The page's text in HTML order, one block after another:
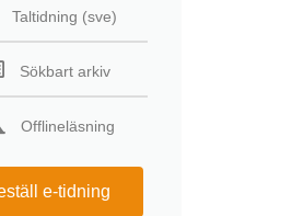
Taltidning (sve)
Sökbart arkiv
Offlineläsning
e-tidning